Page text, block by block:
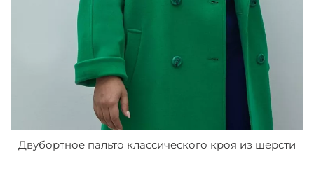
Двубортное пальто классического кроя из шерсти